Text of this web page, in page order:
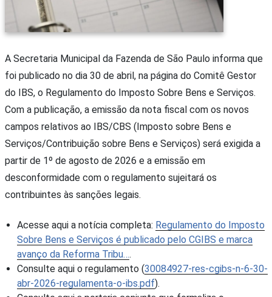
A Secretaria Municipal da Fazenda de São Paulo informa que
foi publicado no dia 30 de abril, na página do Comitê Gestor
do IBS, o Regulamento do Imposto Sobre Bens e Serviços.
Com a publicação, a emissão da nota fiscal com os novos
campos relativos ao IBS/CBS (Imposto sobre Bens e
Serviços/Contribuição sobre Bens e Serviços) será exigida a
partir de 1º de agosto de 2026 e a emissão em
desconformidade com o regulamento sujeitará os
contribuintes às sanções legais.
Acesse aqui a notícia completa: Regulamento do Imposto
Sobre Bens e Serviços é publicado pelo CGIBS e marca
avanço da Reforma Tribu….
Consulte aqui o regulamento (30084927-res-cgibs-n-6-30-
abr-2026-regulamenta-o-ibs.pdf).